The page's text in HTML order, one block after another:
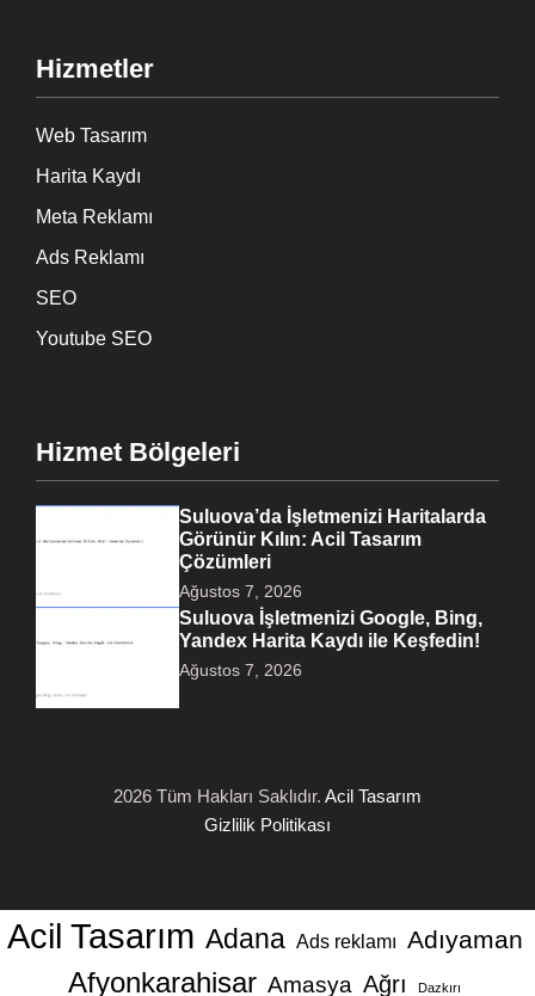
Hizmetler
Web Tasarım
Harita Kaydı
Meta Reklamı
Ads Reklamı
SEO
Youtube SEO
Hizmet Bölgeleri
Suluova’da İşletmenizi Haritalarda
Görünür Kılın: Acil Tasarım
Çözümleri
Ağustos 7, 2026
Suluova İşletmenizi Google, Bing,
Yandex Harita Kaydı ile Keşfedin!
Ağustos 7, 2026
2026 Tüm Hakları Saklıdır. Acil Tasarım
Gizlilik Politikası
Acil Tasarım Adana Ads reklamı Adıyaman
Afyonkarahisar Amasya Ağrı Dazkırı